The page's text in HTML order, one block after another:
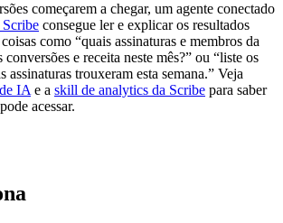
começarem a chegar, um agente conectado
consegue ler e explicar os resultados
como “quais assinaturas e membros da
e receita neste mês?” ou “liste os
assinaturas trouxeram esta semana.” Veja
IAe a skill de analytics da Scribe para saber
acessar.